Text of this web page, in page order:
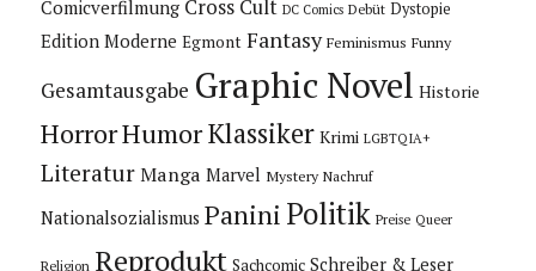
Comicverfilmung Cross Cult DC Comics Debüt Dystopie
Edition Moderne Egmont Fantasy Feminismus Funny
Gesamtausgabe Graphic Novel Historie
HorrorHumorKlassiker Krimi LGBTQIA+
Literatur Manga Marvel Mystery Nachruf
Nationalsozialismus Panini Politik Preise Queer
Religion Reprodukt Sachcomic Schreiber & Leser